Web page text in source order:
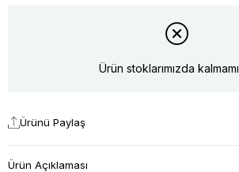
Ürün stoklarımızda
Ürünü Paylaş
Ürün Açıklaması